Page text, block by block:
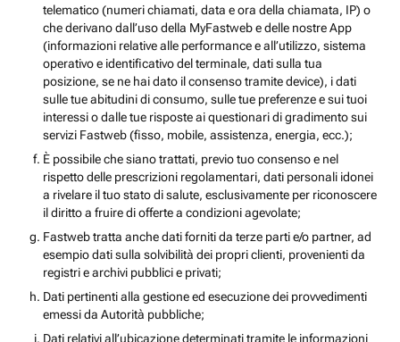
telematico (numeri chiamati, data e ora della chiamata, IP) o
che derivano dall’uso della MyFastweb e delle nostre App
(informazioni relative alle performance e all’utilizzo, sistema
operativo e identificativo del terminale, dati sulla tua
posizione, se ne hai dato il consenso tramite device), i dati
sulle tue abitudini di consumo, sulle tue preferenze e sui tuoi
interessi o dalle tue risposte ai questionari di gradimento sui
servizi Fastweb (fisso, mobile, assistenza, energia, ecc.);
È possibile che siano trattati, previo tuo consenso e nel
rispetto delle prescrizioni regolamentari, dati personali idonei
a rivelare il tuo stato di salute, esclusivamente per riconoscere
il diritto a fruire di offerte a condizioni agevolate;
Fastweb tratta anche dati forniti da terze parti e/o partner, ad
esempio dati sulla solvibilità dei propri clienti, provenienti da
registri e archivi pubblici e privati;
Dati pertinenti alla gestione ed esecuzione dei provvedimenti
emessi da Autorità pubbliche;
Dati relativi all’ubicazione determinati tramite le informazioni